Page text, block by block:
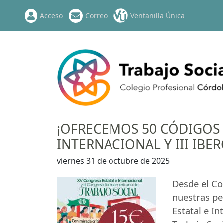
Acceso Correo Ventanilla Única
¡OFRECEMOS 50
INTERNACIONAL Y III
viernes 31 de octubre de 2025
Desde el
nuestras
Estatal e